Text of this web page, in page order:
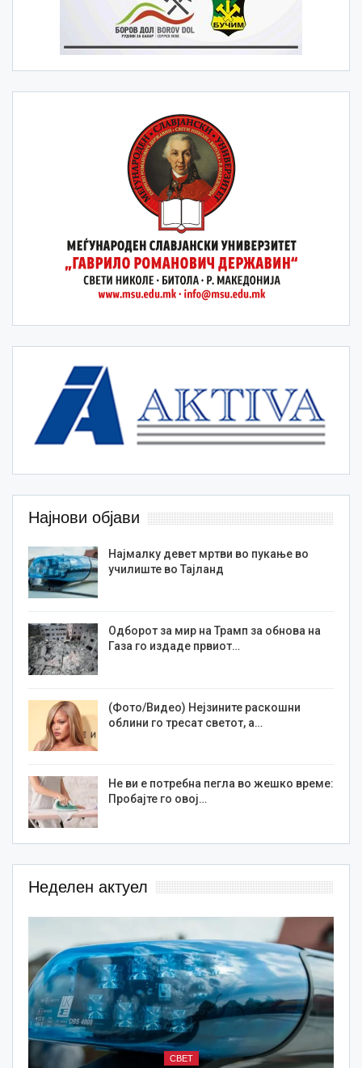
Најнови објави
Најмалку девет мртви во пукање во
училиште во Тајланд
Одборот за мир на Трамп за обнова на
Газа го издаде првиот…
(Фото/Видео) Нејзините раскошни
облини го тресат светот, а…
Не ви е потребна пегла во жешко време:
Пробајте го овој…
Неделен актуел
СВЕТ